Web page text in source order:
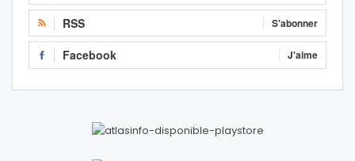
RSS S'abonner
Facebook J'aime